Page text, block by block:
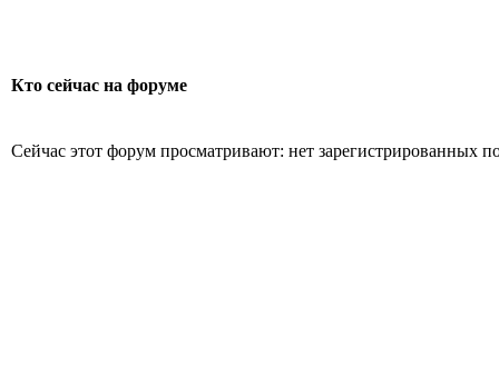
Кто сейчас на форуме
Сейчас этот форум просматривают: нет зарегистрированных